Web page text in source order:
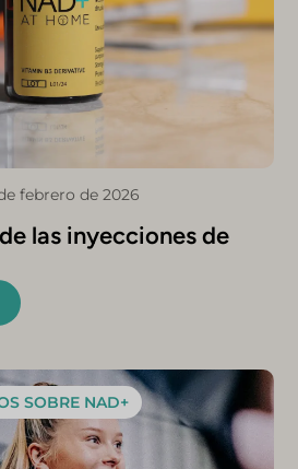
febrero de 2026
las inyecciones de
SOBRE NAD+